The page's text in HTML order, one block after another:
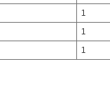
1
1
1